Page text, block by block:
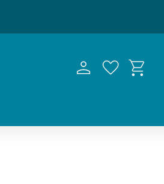
Favoriter